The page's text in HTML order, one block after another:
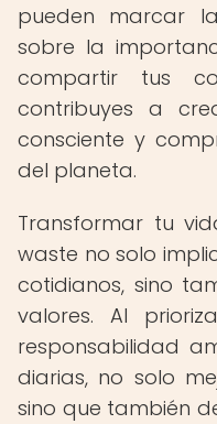
pueden marcar
sobre la
compartir tus
contribuyes a
consciente y
del planeta.
Transformar tu
waste no solo
cotidianos, sino
valores. Al
responsabilidad
diarias, no solo
sino que también